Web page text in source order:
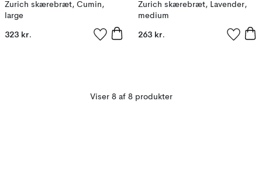
Zurich skærebræt, Cumin,
large
323 kr.
Zurich skærebræt, Lavender,
medium
263 kr.
Viser 8 af 8 produkter